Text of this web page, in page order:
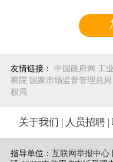
友情链接： 中国政府网 工
察院 国家市场监督管理总局
权局
关于我们 人员招聘
指导单位： 互联网举报中心